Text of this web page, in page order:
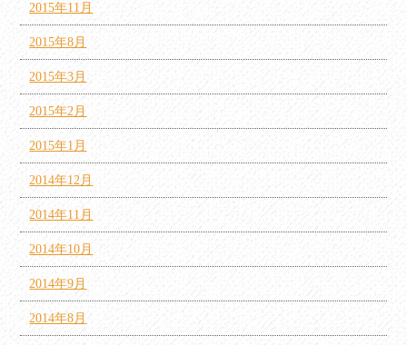
2015年11月
2015年8月
2015年3月
2015年2月
2015年1月
2014年12月
2014年11月
2014年10月
2014年9月
2014年8月